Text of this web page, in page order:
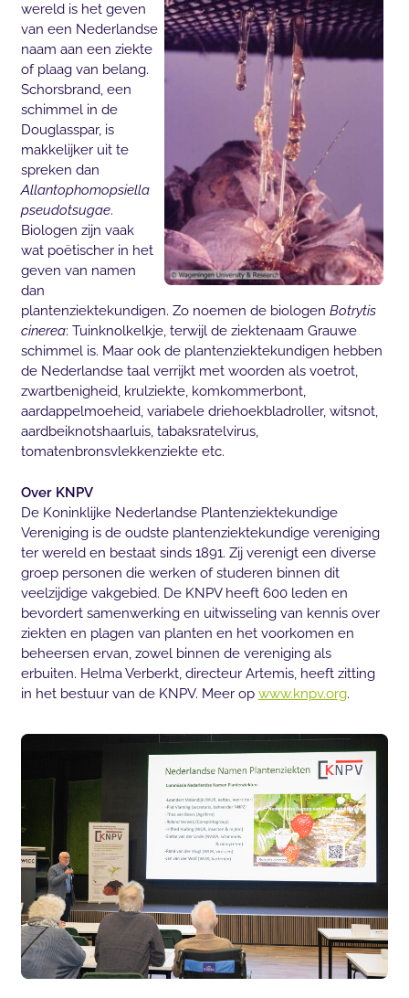
wereld is het geven
van een Nederlandse
naam aan een ziekte
of plaag van belang.
Schorsbrand, een
schimmel in de
Douglasspar, is
makkelijker uit te
spreken dan
Allantophomopsiella
pseudotsugae.
Biologen zijn vaak
wat poëtischer in het
geven van namen
dan
plantenziektekundigen. Zo noemen de biologen Botrytis
cinerea: Tuinknolkelkje, terwijl de ziektenaam Grauwe
schimmel is. Maar ook de plantenziektekundigen hebben
de Nederlandse taal verrijkt met woorden als voetrot,
zwartbenigheid, krulziekte, komkommerbont,
aardappelmoeheid, variabele driehoekbladroller, witsnot,
aardbeiknotshaarluis, tabaksratelvirus,
tomatenbronsvlekkenziekte etc.
Over KNPV
De Koninklijke Nederlandse Plantenziektekundige
Vereniging is de oudste plantenziektekundige vereniging
ter wereld en bestaat sinds 1891. Zij verenigt een diverse
groep personen die werken of studeren binnen dit
veelzijdige vakgebied. De KNPV heeft 600 leden en
bevordert samenwerking en uitwisseling van kennis over
ziekten en plagen van planten en het voorkomen en
beheersen ervan, zowel binnen de vereniging als
erbuiten. Helma Verberkt, directeur Artemis, heeft zitting
in het bestuur van de KNPV. Meer op www.knpv.org.